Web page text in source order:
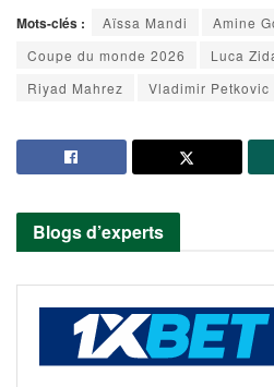
Mots-clés : Aïssa Mandi Amine
Coupe du monde 2026
Luca
Riyad Mahrez
Vladimir Petkovic
Blogs d’experts